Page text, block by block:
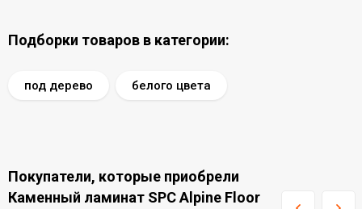
Подборки товаров в категории:
под дерево белого цвета
Покупатели, которые приобрели
Каменный ламинат SPC Alpine Floor